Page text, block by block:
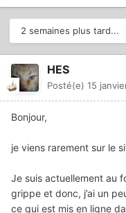
2 semaines plus tard...
HES
Posté(e) 15
Bonjour,
je viens rarement sur le
Je suis actuellement au
grippe et donc, j’ai un
ce qui est mis en ligne